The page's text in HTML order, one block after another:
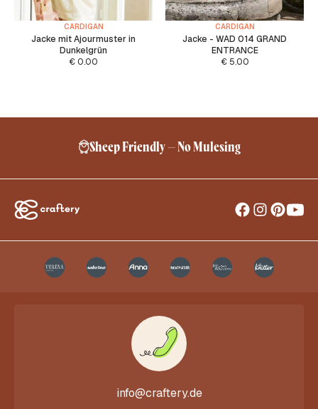
CARDIGAN
Jacke mit Ajourmuster in
Dunkelgrün
€ 0.00
CARDIGAN
Jacke - WAD 014 GRAND
ENTRANCE
€5.00
Sheep Friendly – No Mulesing
info@craftery.de